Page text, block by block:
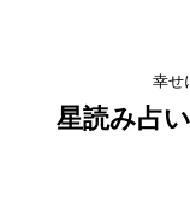
幸せ
星読み占